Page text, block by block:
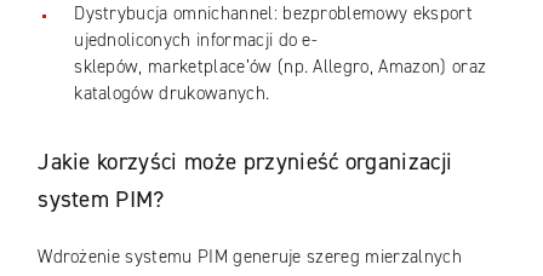
Dystrybucja omnichannel: bezproblemowy eksport
ujednoliconych informacji do e-
sklepów, marketplace’ów (np. Allegro, Amazon) oraz
katalogów drukowanych.
Jakie korzyści może przynieść organizacji
system PIM?
Wdrożenie systemu PIM generuje szereg mierzalnych